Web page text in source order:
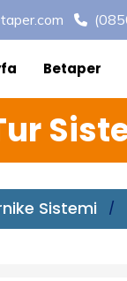
Betaper
Sistemi